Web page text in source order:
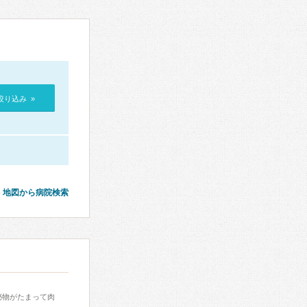
り込み »
地図から病院検索
がたまって肉